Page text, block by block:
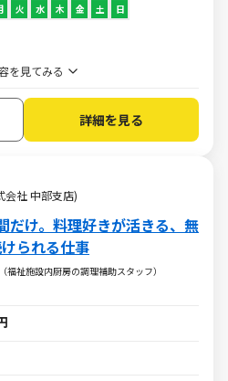
火 水 木 金 土 日
を見てみる
詳細を見る
会社 中部支店)
だけ。料理好きが活きる、無
られる仕事
福祉施設内厨房の調理補助スタッフ）